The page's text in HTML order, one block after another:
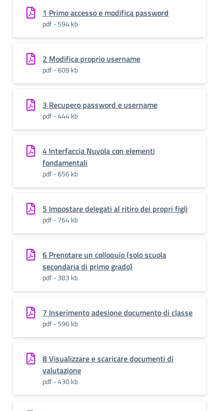
1 Primo accesso e modifica password
pdf - 594 kb
2 Modifica proprio username
pdf - 609 kb
3 Recupero password e username
pdf - 444 kb
4 Interfaccia Nuvola con elementi
fondamentali
pdf - 656 kb
5 Impostare delegati al ritiro dei propri figli
pdf - 764 kb
6 Prenotare un colloquio (solo scuola
secondaria di primo grado)
pdf - 383 kb
7 Inserimento adesione documento di classe
pdf - 596 kb
8 Visualizzare e scaricare documenti di
valutazione
pdf - 430 kb